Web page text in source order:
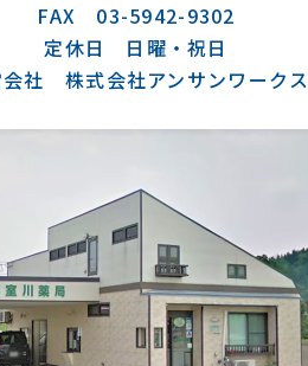
FAX 03-5942-9302
定休日 日曜・祝日
社 株式会社アンサンワークス